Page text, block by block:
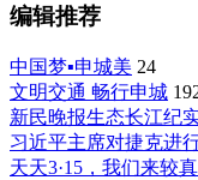
编辑推荐
中国梦▪申城美 24
文明交通 畅行申城
新民晚报生态长江纪
习近平主席对捷克进
天天3·15，我们来较真